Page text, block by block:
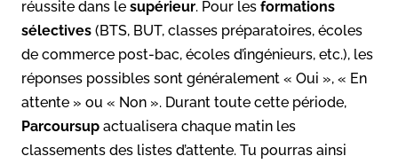
réussite dans le supérieur. Pour les formations
sélectives (BTS, BUT, classes préparatoires, écoles
de commerce post-bac, écoles d’ingénieurs, etc.), les
réponses possibles sont généralement « Oui », « En
attente » ou « Non ». Durant toute cette période,
Parcoursup actualisera chaque matin les
classements des listes d’attente. Tu pourras ainsi